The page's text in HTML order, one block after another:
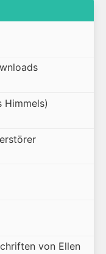
Himmels)
von Ellen